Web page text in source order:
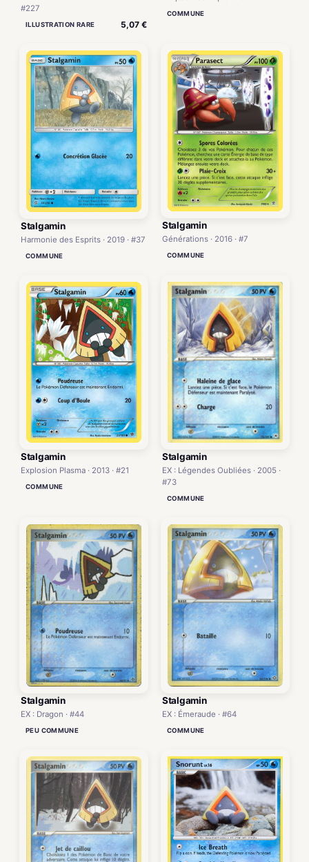
#227
ILLUSTRATION RARE 5,07 €
COMMUNE
Stalgamin
Harmonie des Esprits · 2019 · #37
COMMUNE
Stalgamin
Générations · 2016 · #7
COMMUNE
Stalgamin
Explosion Plasma · 2013 · #21
COMMUNE
Stalgamin
EX : Légendes Oubliées · 2005 ·
#73
COMMUNE
Stalgamin
EX : Dragon · #44
PEU COMMUNE
Stalgamin
EX : Émeraude · #64
COMMUNE